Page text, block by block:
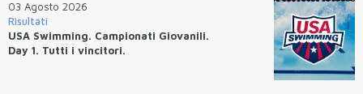
03 Agosto 2026
Risultati
USA Swimming. Campionati Giovanili.
Day 1. Tutti i vincitori.